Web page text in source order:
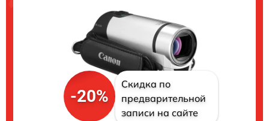
-20%
Скидка по
предварительной
записи на сайте